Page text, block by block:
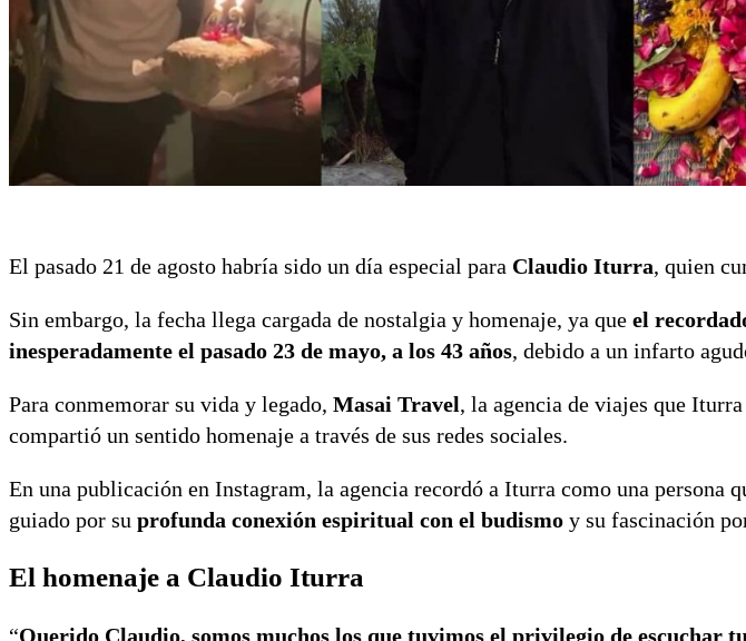
El pasado 21 de agosto habría sido un día especial para Claudio Iturra, quien
Sin embargo, la fecha llega cargada de nostalgia y homenaje, ya que el
inesperadamente el pasado 23 de mayo, a los 43 años, debido a un infarto
Para conmemorar su vida y legado, Masai Travel, la agencia de viajes que
compartió un sentido homenaje a través de sus redes sociales.
En una publicación en Instagram, la agencia recordó a Iturra como una persona
guiado por su profunda conexión espiritual con el budismo y su fascinación
El homenaje a Claudio Iturra
“Querido Claudio, somos muchos los que tuvimos el privilegio de escuchar